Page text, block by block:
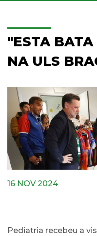
"ESTA BATA
NA ULS
16 NOV 2024
Pediatria recebeu a